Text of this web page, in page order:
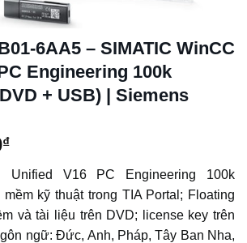
6AA5 – SIMATIC WinCC
Engineering 100k
+ USB) | Siemens
₫
Unified V16 PC Engineering 100k
mềm kỹ thuật trong TIA Portal; Floating
và tài liệu trên DVD; license key trên
ngữ: Đức, Anh, Pháp, Tây Ban Nha,